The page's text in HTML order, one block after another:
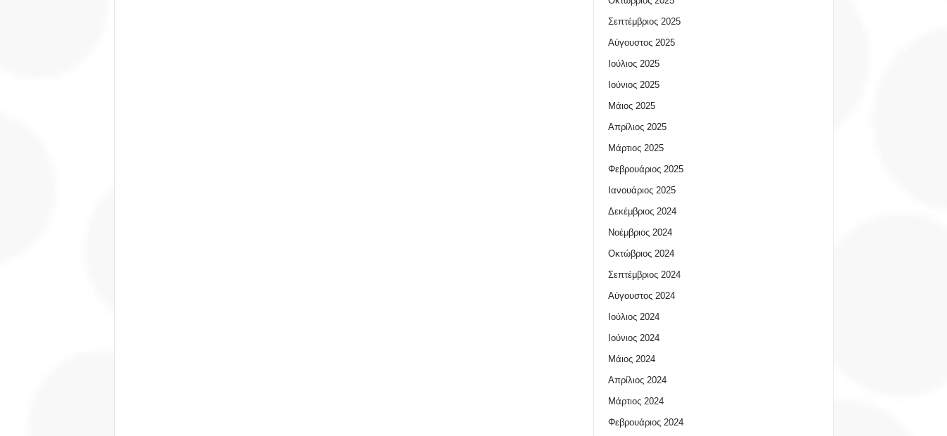
Σεπτέμβριος 2025
Αύγουστος 2025
Ιούλιος 2025
Ιούνιος 2025
Μάιος 2025
Απρίλιος 2025
Μάρτιος 2025
Φεβρουάριος 2025
Ιανουάριος 2025
Δεκέμβριος 2024
Νοέμβριος 2024
Οκτώβριος 2024
Σεπτέμβριος 2024
Αύγουστος 2024
Ιούλιος 2024
Ιούνιος 2024
Μάιος 2024
Απρίλιος 2024
Μάρτιος 2024
Φεβρουάριος 2024